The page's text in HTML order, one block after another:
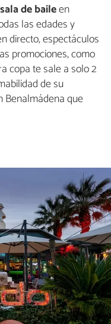
de baileen
las edades y
directo, espectáculos
promociones, como
copa te sale a solo 2
de su
Benalmádena que